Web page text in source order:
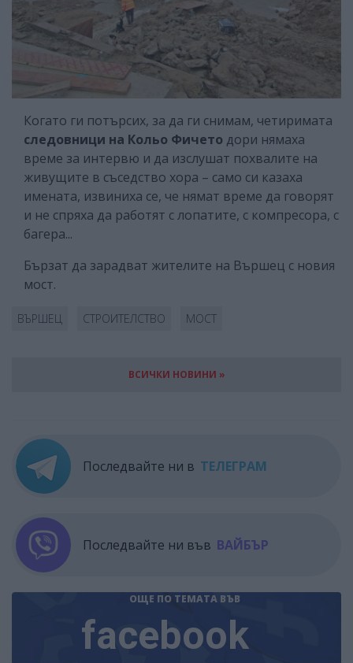
Когато ги потърсих, за да ги снимам, четиримата
следовници на Кольо Фичето дори нямаха
време за интервю и да изслушат похвалите на
живущите в съседство хора – само си казаха
имената, извиниха се, че нямат време да говорят
и не спряха да работят с лопатите, с компресора, с
багера...
Бързат да зарадват жителите на Вършец с новия
мост.
ВЪРШЕЦ СТРОИТЕЛСТВО МОСТ
ВСИЧКИ НОВИНИ »
Последвайте ни в ТЕЛЕГРАМ
Последвайте ни във ВАЙБЪР
ОЩЕ ПО ТЕМАТА ВЪВ
facebook